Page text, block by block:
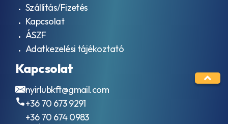
Szállítás/Fizetés
Kapcsolat
ÁSZF
Adatkezelési tájékoztató
Kapcsolat
nyirlubkft@gmail.com
+36 70 673 9291
+36 70 674 0983